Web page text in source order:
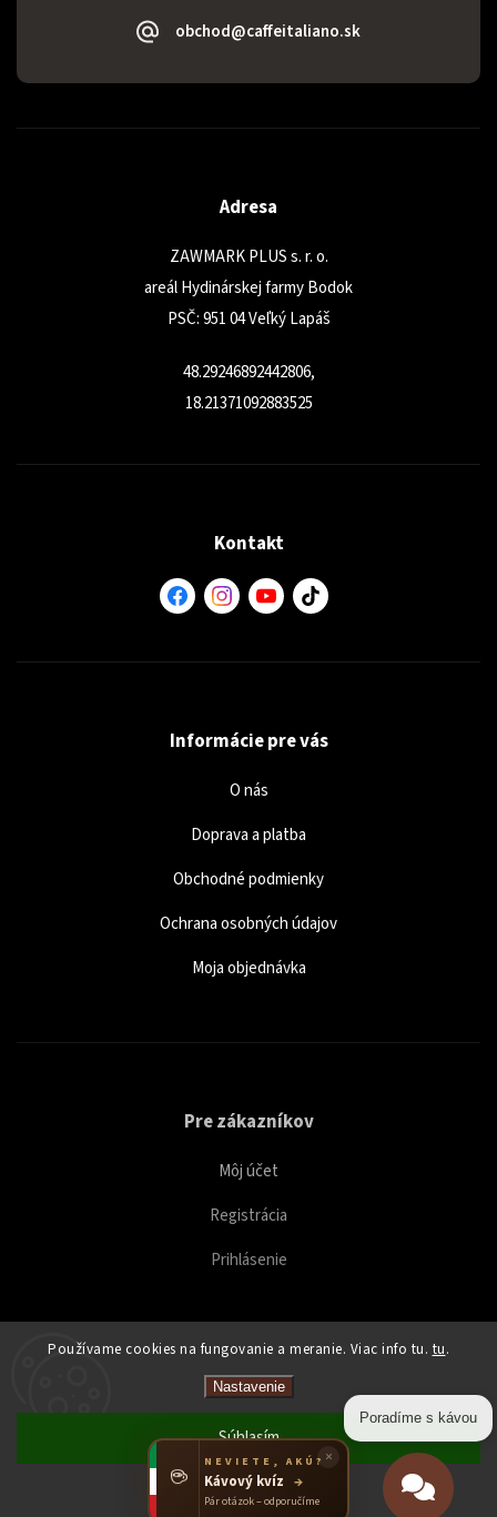
Používame cookies na fungovanie a meranie. Viac info tu. tu.
Nastavenie
Odmietnuť
Súhlasím
obchod@caffeitaliano.sk
Adresa
ZAWMARK PLUS s. r. o.
areál Hydinárskej farmy Bodok
PSČ: 951 04 Veľký Lapáš
48.29246892442806,
18.21371092883525
Kontakt
Informácie pre vás
O nás
Doprava a platba
Obchodné podmienky
Ochrana osobných údajov
Moja objednávka
Pre zákazníkov
Môj účet
Registrácia
Prihlásenie
Caffeitaliano. Všetky práva vyhradené.
Upraviť nastavenie cookies
Poradíme s kávou
×
☕
NEVIETE, AKÚ?
Kávový kvíz →
Pár otázok – odporučíme